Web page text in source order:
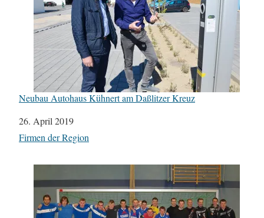
Neubau Autohaus Kühnert am Daßlitzer Kreuz
Datum
26. April 2019
In Bezug auf
Firmen der Region